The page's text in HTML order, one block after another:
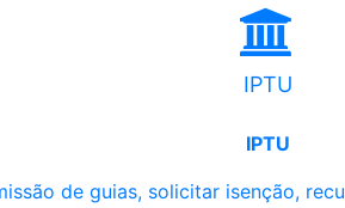
IPTU
IPTU
de guias, solicitar isenção,